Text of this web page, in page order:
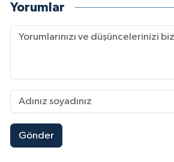
Yorumlar
Gönder